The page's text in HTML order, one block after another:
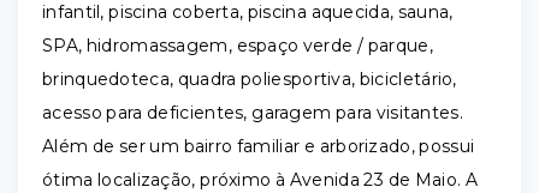
infantil, piscina coberta, piscina aquecida, sauna,
SPA, hidromassagem, espaço verde / parque,
brinquedoteca, quadra poliesportiva, bicicletário,
acesso para deficientes, garagem para visitantes.
Além de ser um bairro familiar e arborizado, possui
ótima localização, próximo à Avenida 23 de Maio. A